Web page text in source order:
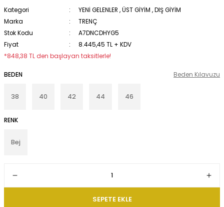
Kategori YENİ GELENLER ,ÜST GİYİM ,DIŞ GİYİM
Marka
TRENÇ
Stok Kodu
A7DNCDHYG5
Fiyat
8.445,45 TL + KDV
*848,38 TL den başlayan taksitlerle!
BEDEN
38 40 42 44 46
RENK
Bej
Beden Kılavuzu
SEPETE EKLE